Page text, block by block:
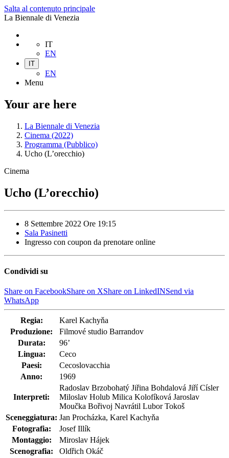
Salta al contenuto principale
La Biennale di Venezia
IT
EN
IT
EN
Menu
Your are here
La Biennale di Venezia
Cinema (2022)
Programma (Pubblico)
Ucho (L’orecchio)
Cinema
Ucho (L’orecchio)
8 Settembre 2022 Ore 19:15
Sala Pasinetti
Ingresso con coupon da prenotare online
Condividi su
Share on FacebookShare on XShare on LinkedINSend via
WhatsApp
Regia:
Karel Kachyňa
Produzione:
Filmové studio Barrandov
Durata:
96’
Lingua:
Ceco
Paesi:
Cecoslovacchia
Anno:
1969
Interpreti:
Radoslav Brzobohatý Jiřina Bohdalová Jiří Císler
Miloslav Holub Milica Kolofíková Jaroslav
Moučka Bořivoj Navrátil Lubor Tokoš
Sceneggiatura: Jan Procházka, Karel Kachyňa
Fotografia:
Josef Illík
Montaggio:
Miroslav Hájek
Scenografia:
Oldřich Okáč